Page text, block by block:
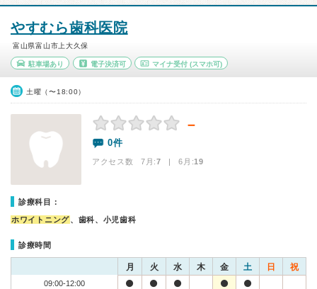
やすむら歯科医院
富山県富山市上大久保
駐車場あり 電子決済可 マイナ受付 (スマホ可)
土曜（〜18:00）
－
0件
アクセス数 7月:7 | 6月:19
診療科目：
ホワイトニング、歯科、小児歯科
診療時間
月 火 水 木 金 土 日 祝
09:00-12:00